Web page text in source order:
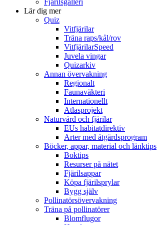
Lär dig mer
Quiz
Vitfjärilar
Träna raps/kål/rov
VitfjärilarSpeed
Juvela vingar
Quizarkiv
Annan övervakning
Regionalt
Faunaväkteri
Internationellt
Atlasprojekt
Naturvård och fjärilar
EUs habitatdirektiv
Arter med åtgärdsprogram
Böcker, appar, material och länktips
Boktips
Resurser på nätet
Fjärilsappar
Köpa fjärilsprylar
Bygg själv
Pollinatörsövervakning
Träna på pollinatörer
Blomflugor